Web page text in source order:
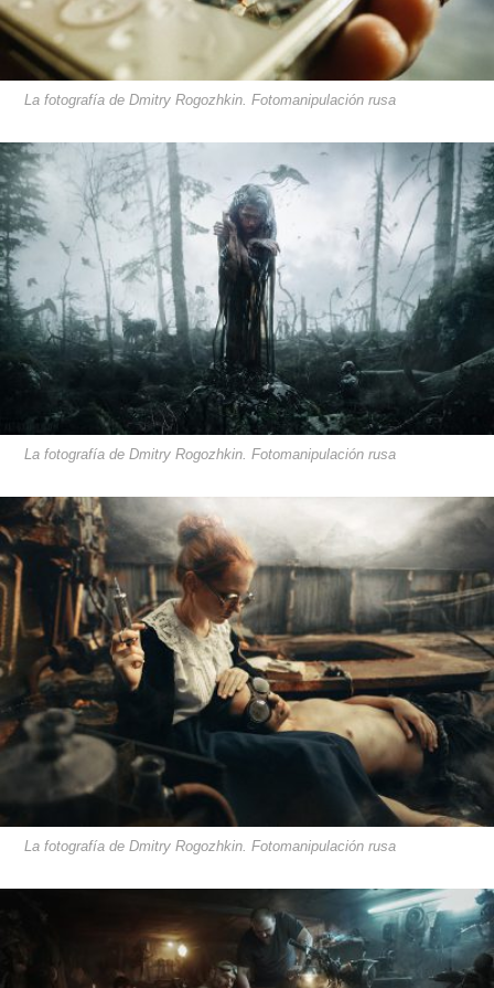
La fotografía de Dmitry Rogozhkin. Fotomanipulación rusa
La fotografía de Dmitry Rogozhkin. Fotomanipulación rusa
La fotografía de Dmitry Rogozhkin. Fotomanipulación rusa